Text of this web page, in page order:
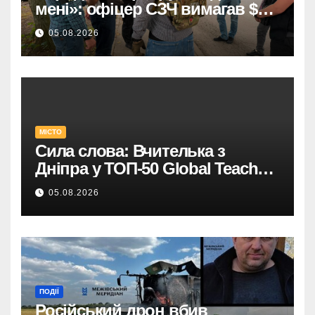
мені»: офіцер СЗЧ вимагав $10
тисяч у військового.
05.08.2026
МІСТО
Сила слова: Вчителька з
Дніпра у ТОП-50 Global Teacher
Prize Ukraine
05.08.2026
ПОДІЇ
Російський дрон вбив